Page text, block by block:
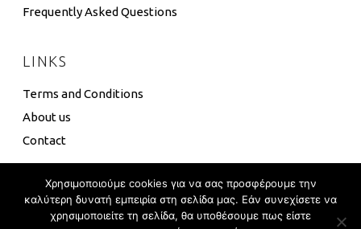
Frequently Asked Questions
LINKS
Terms and Conditions
About us
Contact
4 Box © Eshop Development Global Touch
Χρησιμοποιούμε cookies για να σας προσφέρουμε την
καλύτερη δυνατή εμπειρία στη σελίδα μας. Εάν συνεχίσετε να
χρησιμοποιείτε τη σελίδα, θα υποθέσουμε πως είστε